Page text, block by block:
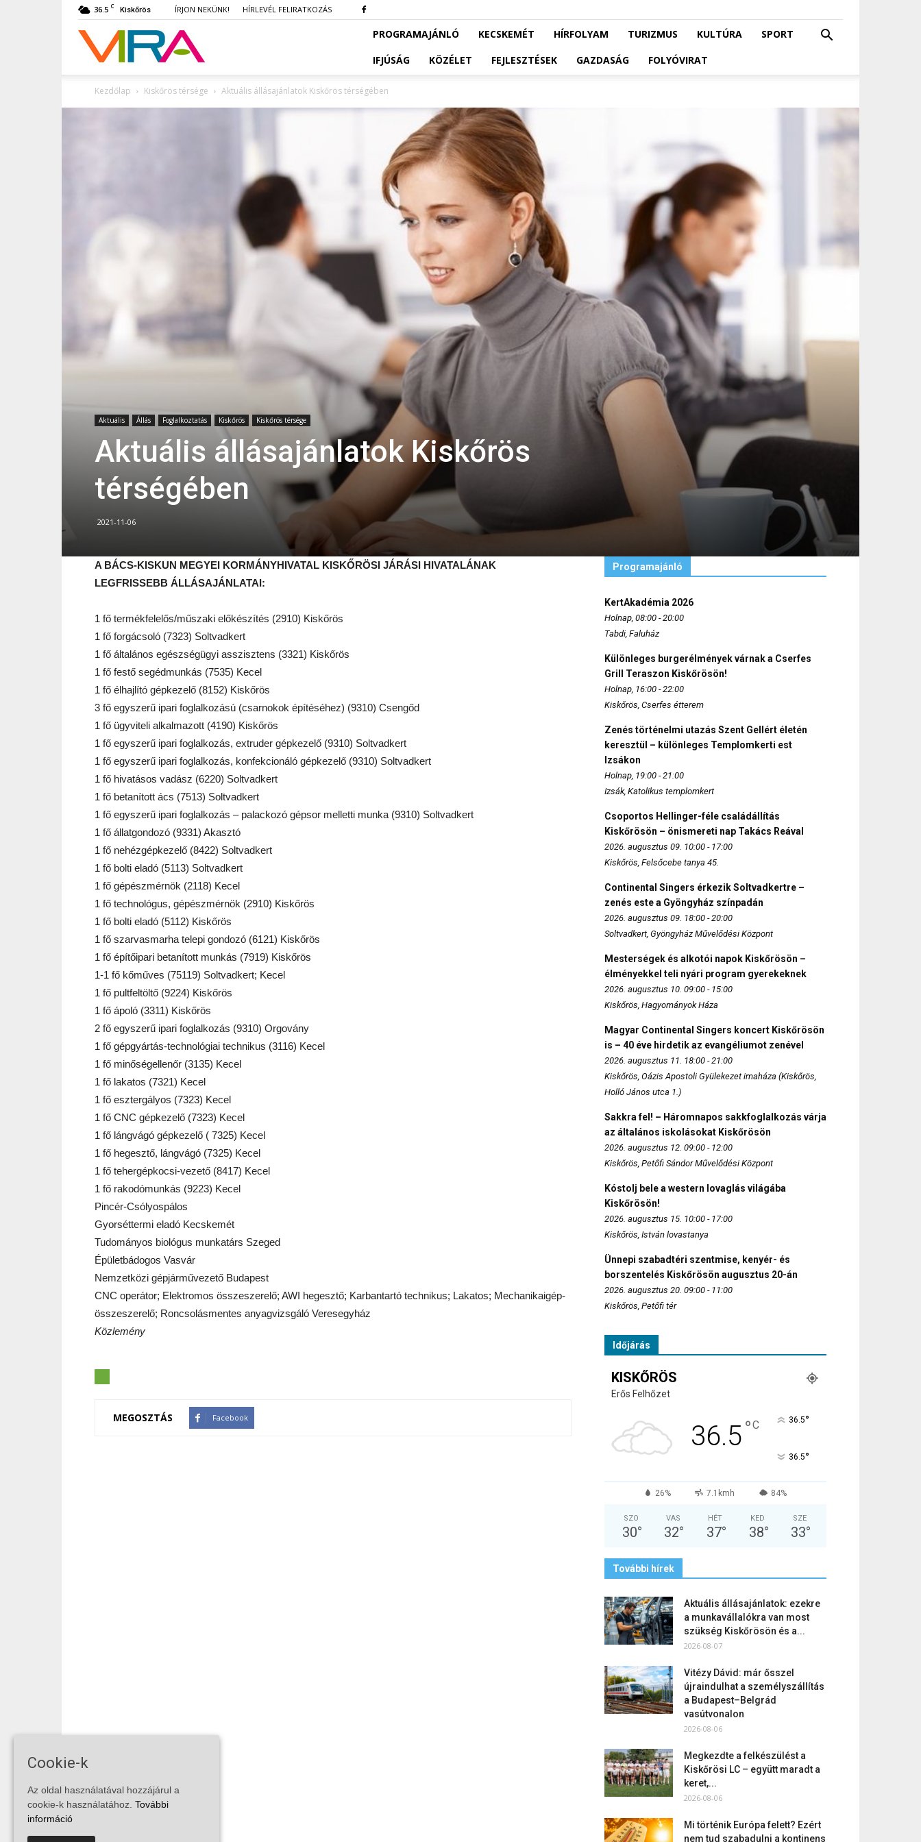
36.5 C Kiskőrös ÍRJON NEKÜNK! HÍRLEVÉL FELIRATKOZÁS
VIRA PROGRAMAJÁNLÓ KECSKEMÉT HÍRFOLYAM TURIZMUS KULTÚRA
SPORT
IFJÚSÁG
KÖZÉLET FEJLESZTÉSEK GAZDASÁG FOLYÓVIRAT
Kezdőlap Kiskőrös térsége Aktuális állásajánlatok Kiskőrös térségében
Aktuális Állás Foglalkoztatás Kiskőrös Kiskőrös térsége
Aktuális állásajánlatok Kiskőrös
térségében
2021-11-06
A BÁCS-KISKUN MEGYEI KORMÁNYHIVATAL KISKŐRÖSI JÁRÁSI HIVATALÁNAK
LEGFRISSEBB ÁLLÁSAJÁNLATAI:
1 fő termékfelelős/műszaki előkészítés (2910) Kiskőrös
1 fő forgácsoló (7323) Soltvadkert
1 fő általános egészségügyi asszisztens (3321) Kiskőrös
1 fő festő segédmunkás (7535) Kecel
1 fő élhajlító gépkezelő (8152) Kiskőrös
3 fő egyszerű ipari foglalkozású (csarnokok építéséhez) (9310) Csengőd
1 fő ügyviteli alkalmazott (4190) Kiskőrös
1 fő egyszerű ipari foglalkozás, extruder gépkezelő (9310) Soltvadkert
1 fő egyszerű ipari foglalkozás, konfekcionáló gépkezelő (9310) Soltvadkert
1 fő hivatásos vadász (6220) Soltvadkert
1 fő betanított ács (7513) Soltvadkert
1 fő egyszerű ipari foglalkozás – palackozó gépsor melletti munka (9310) Soltvadkert
1 fő állatgondozó (9331) Akasztó
1 fő nehézgépkezelő (8422) Soltvadkert
1 fő bolti eladó (5113) Soltvadkert
1 fő gépészmérnök (2118) Kecel
1 fő technológus, gépészmérnök (2910) Kiskőrös
1 fő bolti eladó (5112) Kiskőrös
1 fő szarvasmarha telepi gondozó (6121) Kiskőrös
1 fő építőipari betanított munkás (7919) Kiskőrös
1-1 fő kőműves (75119) Soltvadkert; Kecel
1 fő pultfeltöltő (9224) Kiskőrös
1 fő ápoló (3311) Kiskőrös
2 fő egyszerű ipari foglalkozás (9310) Orgovány
1 fő gépgyártás-technológiai technikus (3116) Kecel
1 fő minőségellenőr (3135) Kecel
1 fő lakatos (7321) Kecel
1 fő esztergályos (7323) Kecel
1 fő CNC gépkezelő (7323) Kecel
1 fő lángvágó gépkezelő ( 7325) Kecel
1 fő hegesztő, lángvágó (7325) Kecel
1 fő tehergépkocsi-vezető (8417) Kecel
1 fő rakodómunkás (9223) Kecel
Pincér-Csólyospálos
Gyorséttermi eladó Kecskemét
Tudományos biológus munkatárs Szeged
Épületbádogos Vasvár
Nemzetközi gépjárművezető Budapest
CNC operátor; Elektromos összeszerelő; AWI hegesztő; Karbantartó technikus; Lakatos; Mechanikaigép-
összeszerelő; Roncsolásmentes anyagvizsgáló Veresegyház
Közlemény
MEGOSZTÁS Facebook
Programajánló
KertAkadémia 2026
Holnap, 08:00 - 20:00
Tabdi, Faluház
Különleges burgerélmények várnak a Cserfes
Grill Teraszon Kiskőrösön!
Holnap, 16:00 - 22:00
Kiskőrös, Cserfes étterem
Zenés történelmi utazás Szent Gellért életén
keresztül – különleges Templomkerti est
Izsákon
Holnap, 19:00 - 21:00
Izsák, Katolikus templomkert
Csoportos Hellinger-féle családállítás
Kiskőrösön – önismereti nap Takács Reával
2026. augusztus 09. 10:00 - 17:00
Kiskőrös, Felsőcebe tanya 45.
Continental Singers érkezik Soltvadkertre –
zenés este a Gyöngyház színpadán
2026. augusztus 09. 18:00 - 20:00
Soltvadkert, Gyöngyház Művelődési Központ
Mesterségek és alkotói napok Kiskőrösön –
élményekkel teli nyári program gyerekeknek
2026. augusztus 10. 09:00 - 15:00
Kiskőrös, Hagyományok Háza
Magyar Continental Singers koncert Kiskőrösön
is – 40 éve hirdetik az evangéliumot zenével
2026. augusztus 11. 18:00 - 21:00
Kiskőrös, Oázis Apostoli Gyülekezet imaháza (Kiskőrös,
Holló János utca 1.)
Sakkra fel! – Háromnapos sakkfoglalkozás várja
az általános iskolásokat Kiskőrösön
2026. augusztus 12. 09:00 - 12:00
Kiskőrös, Petőfi Sándor Művelődési Központ
Kóstolj bele a western lovaglás világába
Kiskőrösön!
2026. augusztus 15. 10:00 - 17:00
Kiskőrös, István lovastanya
Ünnepi szabadtéri szentmise, kenyér- és
borszentelés Kiskőrösön augusztus 20-án
2026. augusztus 20. 09:00 - 11:00
Kiskőrös, Petőfi tér
Időjárás
KISKŐRÖS
Erős Felhőzet
36.5°C 36.5°
36.5°
26% 7.1kmh 84%
SZO
30°
VAS
32°
HÉT
37°
KED
38°
SZE
33°
További hírek
Aktuális állásajánlatok: ezekre
a munkavállalókra van most
szükség Kiskőrösön és a...
2026-08-07
Vitézy Dávid: már ősszel
újraindulhat a személyszállítás
a Budapest–Belgrád
vasútvonalon
2026-08-06
Megkezdte a felkészülést a
Kiskőrösi LC – együtt maradt a
keret,...
2026-08-06
Mi történik Európa felett? Ezért
nem tud szabadulni a kontinens
Cookie-k
Az oldal használatával hozzájárul a
cookie-k használatához. További
információ